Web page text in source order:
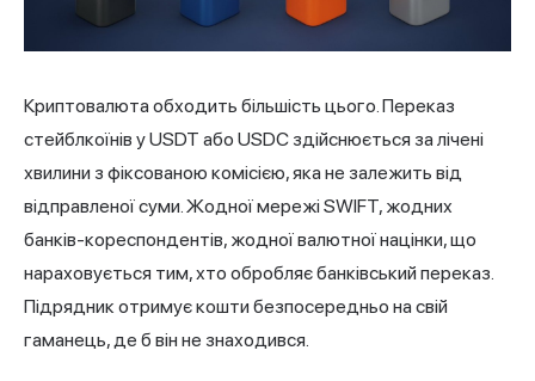
Криптовалюта обходить більшість цього. Переказ
стейблкоїнів у USDT або USDC здійснюється за лічені
хвилини з фіксованою комісією, яка не залежить від
відправленої суми. Жодної мережі SWIFT, жодних
банків-кореспондентів, жодної валютної націнки, що
нараховується тим, хто обробляє банківський переказ.
Підрядник отримує кошти безпосередньо на свій
гаманець, де б він не знаходився.